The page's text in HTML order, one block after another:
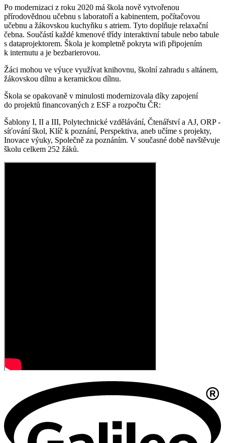
Po modernizaci z roku 2020 má škola nově vytvořenou
přírodovědnou učebnu s laboratoří a kabinentem, počítačovou
učebnu a žákovskou kuchyňku s atriem. Tyto doplňuje relaxační
čebna. Součástí každé kmenové třídy interaktivní tabule nebo tabule
s dataprojektorem. Škola je kompletně pokryta wifi připojením
k internutu a je bezbarierovou.
Žáci mohou ve výuce využívat knihovnu, školní zahradu s altánem,
žákovskou dílnu a keramickou dílnu.
Škola se opakovaně v minulosti modernizovala díky zapojení
do projektů financovaných z ESF a rozpočtu ČR:
Šablony I, II a III, Polytechnické vzdělávání, Čtenářství a AJ, ORP -
síťování škol, Klíč k poznání, Perspektiva, aneb učíme s projekty,
Inovace výuky, Společně za poznáním. V současné době navštěvuje
školu celkem 252 žáků.